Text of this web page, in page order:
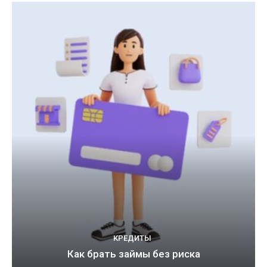
КРЕДИТЫ
Как брать займы без риска